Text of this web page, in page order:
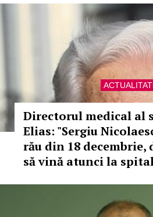
Directorul medical al
Elias: "Sergiu
rău din 18 decembrie,
să vină atunci la